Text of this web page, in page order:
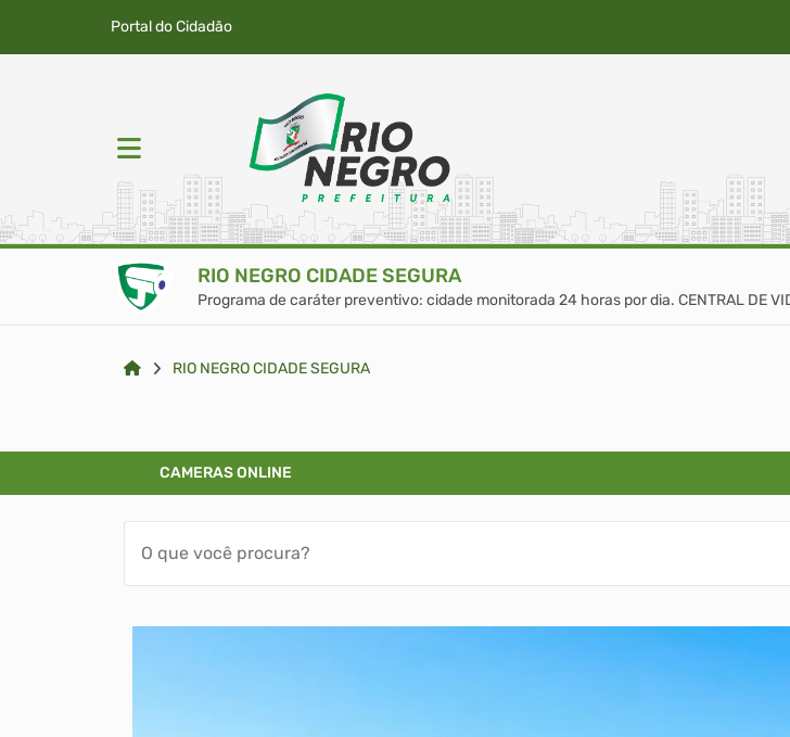
Portal do Cidadão
RIO NEGRO CIDADE SEGURA
Programa de caráter preventivo: cidade monitorada 24 horas por dia. CENTRAL DE
RIO NEGRO CIDADE SEGURA
CAMERAS ONLINE